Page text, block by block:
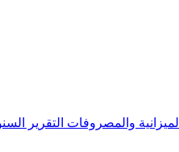
الميزانية والمصروفات التقرير